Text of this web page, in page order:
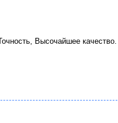
Высочайшее качество.